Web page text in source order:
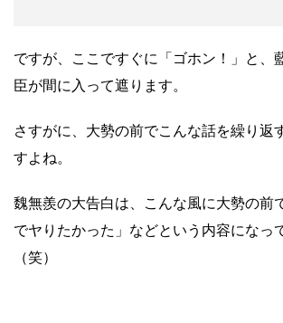
ですが、ここですぐに「ゴホン！」と、
臣が間に入って遮ります。
さすがに、大勢の前でこんな話を繰り返
すよね。
魏無羨の大告白は、こんな風に大勢の前
でヤりたかった」などという内容になっ
（笑）